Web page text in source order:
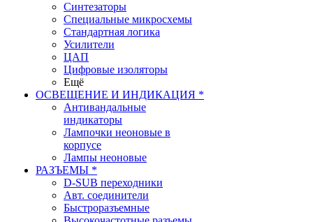
Синтезаторы
Специальные микросхемы
Стандартная логика
Усилители
ЦАП
Цифровые изоляторы
Ещё
ОСВЕЩЕНИЕ И ИНДИКАЦИЯ *
Антивандальные
индикаторы
Лампочки неоновые в
корпусе
Лампы неоновые
РАЗЪЕМЫ *
D-SUB переходники
Авт. соединители
Быстроразъемные